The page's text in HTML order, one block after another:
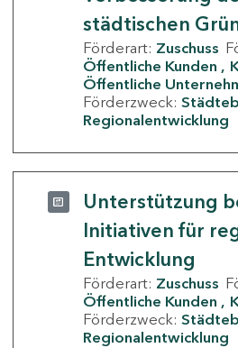
städtischen
Förderart: Zuschuss
Öffentliche Kunden
Öffentliche
Förderzweck:
Regionalentwicklung
Unterstützung
Initiativen für
Entwicklung
Förderart: Zuschuss
Öffentliche Kunden
Förderzweck:
Regionalentwicklung